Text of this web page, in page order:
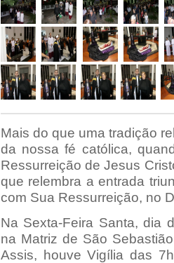
Mais do que uma tradição
da nossa fé católica,
Ressurreição de Jesus
que relembra a entrada
com Sua Ressurreição, no
Na Sexta-Feira Santa, dia
na Matriz de São
Assis, houve Vigília das